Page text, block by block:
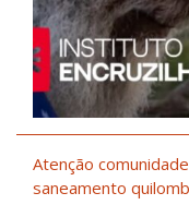
Atenção
saneamento